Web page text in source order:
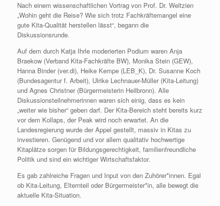
Nach einem wissenschaftlichen Vortrag von Prof. Dr. Weltzien
„Wohin geht die Reise? Wie sich trotz Fachkräftemangel eine
gute Kita-Qualität herstellen lässt“, begann die
Diskussionsrunde.
Auf dem durch Katja Ihrle moderierten Podium waren Anja
Braekow (Verband Kita-Fachkräfte BW), Monika Stein (GEW),
Hanna Binder (ver.di), Heike Kempe (LEB_K), Dr. Susanne Koch
(Bundesagentur f. Arbeit), Ulrike Lechnauer-Müller (Kita-Leitung)
und Agnes Christner (Bürgermeisterin Heilbronn). Alle
Diskussionsteilnehmerinnen waren sich einig, dass es kein
„weiter wie bisher“ geben darf. Der Kita-Bereich steht bereits kurz
vor dem Kollaps, der Peak wird noch erwartet. An die
Landesregierung wurde der Appel gestellt, massiv in Kitas zu
investieren. Genügend und vor allem qualitativ hochwertige
Kitaplätze sorgen für Bildungsgerechtigkeit, familienfreundliche
Politik und sind ein wichtiger Wirtschaftsfaktor.
Es gab zahlreiche Fragen und Input von den Zuhörer*innen. Egal
ob Kita-Leitung, Elternteil oder Bürgermeister*in, alle bewegt die
aktuelle Kita-Situation.